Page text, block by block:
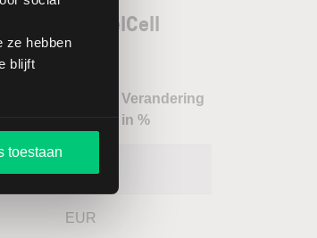
ze hebben
blijft
toestaan
aandeel FuelCell
Verandering
in %
EUR